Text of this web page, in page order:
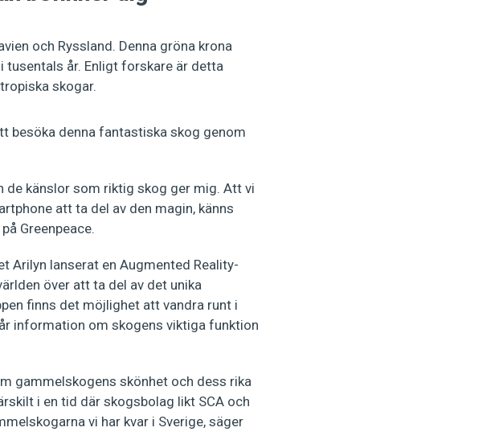
och Ryssland. Denna gröna krona
år. Enligt forskare är detta
skogar.
besöka denna fantastiska skog genom
de känslor som riktig skog ger mig. Att vi
att ta del av den magin, känns
Greenpeace.
Arilyn lanserat en Augmented Reality-
över att ta del av det unika
finns det möjlighet att vandra runt i
information om skogens viktiga funktion
gammelskogens skönhet och dess rika
i en tid där skogsbolag likt SCA och
vi har kvar i Sverige, säger